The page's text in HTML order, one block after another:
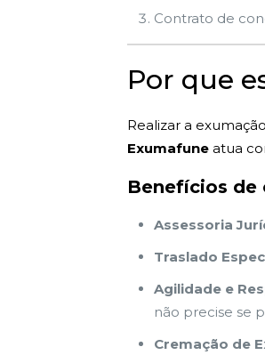
Contrato de
Por que
Realizar a
Exumafuneatua
Benefícios de
Assessoria
Traslado
Agilidade e
não precise se
Cremação de